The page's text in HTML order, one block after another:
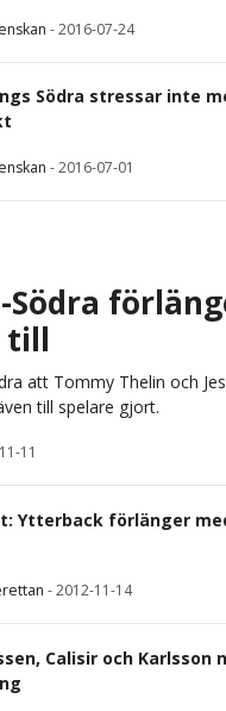
-2016-07-24
Södra stressar inte
-2016-07-01
Södra
till
att Tommy Thelin och
till spelare gjort.
11
Ytterback förlänger
-2012-11-14
Calisir och Karlsson